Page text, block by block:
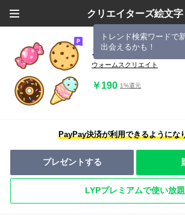
クリエイターズ絵文字
トレンド検索ワードで
出会えるかも！
スイーツいっぱい絵
ウォームスクリエイト
￥190 1%還元
PayPay決済が利用できるようにな
プレゼントする
LYPプレミアムで使い放題